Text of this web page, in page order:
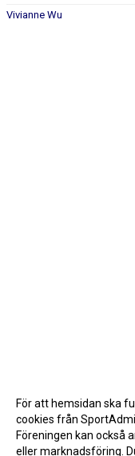
Vivianne Wu
För att hemsidan ska
cookies från
Föreningen kan också
eller marknadsföring.